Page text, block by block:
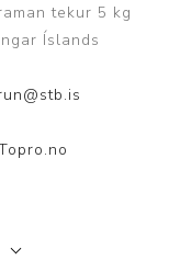
tekur 5 kg
Íslands